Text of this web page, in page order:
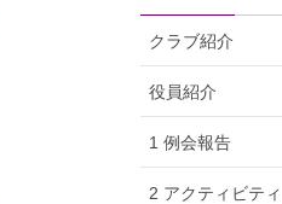
クラブ紹介
役員紹介
1 例会報告
2 アクティビティ